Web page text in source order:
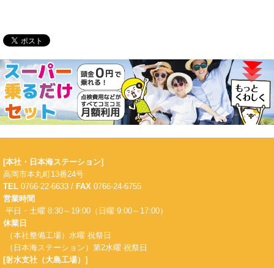
[本社・日本海ステーション]
高岡市本丸町13番24号
TEL 0766-22-6633 / FAX 0766-24-6755
営業時間
平日・土曜 8:30～19:00（日曜 9:00～17:00）
休業日
（本社整備工場）水曜 祝祭日
（日本海ステーション）第2水曜 祝祭日
[射水支社（大島工場）]